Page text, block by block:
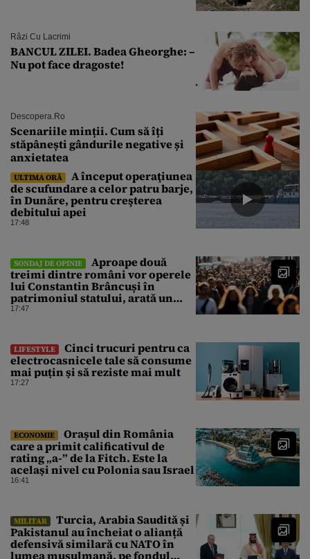
Râzi Cu Lacrimi
BANCUL ZILEI. Badea Gheorghe: –
Nu pot face dragoste!
Descopera.ro
Scenariile minții. Cum să îți
stăpânești gândurile negative și
anxietatea
ULTIMA ORĂ
A început operaţiunea
de scufundare a celor patru barje,
în Dunăre, pentru creşterea
debitului apei
17:48
SONDAJ DE OPINIE
Aproape două
treimi dintre români vor operele
lui Constantin Brâncuși în
patrimoniul statului, arată un
sondaj
17:47
LIFESTYLE
Cinci trucuri pentru ca
electrocasnicele tale să consume
mai puțin și să reziste mai mult
17:27
ECONOMIE
Orașul din România
care a primit calificativul de
rating „a-” de la Fitch. Este la
același nivel cu Polonia sau Israel
16:41
MILITAR
Turcia, Arabia Saudită și
Pakistanul au încheiat o alianță
defensivă similară cu NATO în
lumea musulmană, pe fondul